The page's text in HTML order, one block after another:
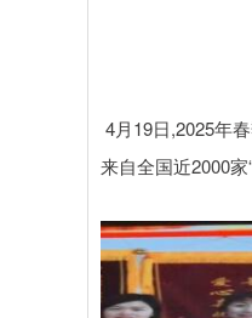
4月19日,2025年
来自全国近2000